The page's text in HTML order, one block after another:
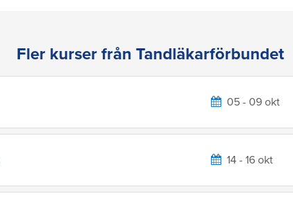
Fler kurser från Tandläkarförbundet
05 - 09 okt
14 - 16 okt